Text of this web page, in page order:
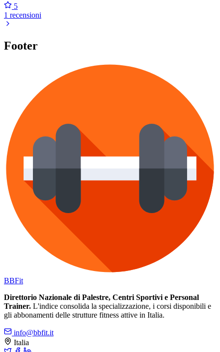
5
1 recensioni
Footer
BBFit
Direttorio Nazionale di Palestre, Centri Sportivi e Personal
Trainer. L'indice consolida la specializzazione, i corsi disponibili e
gli abbonamenti delle strutture fitness attive in Italia.
info@bbfit.it
Italia